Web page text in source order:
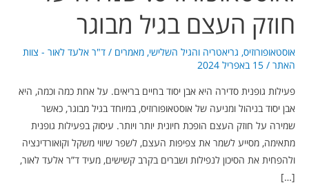
חוזק העצם בגיל מבוגר
אוסטאופורוזיס, גריאטריה והגיל השלישי, מאמרים / ד"ר אלעד לאור - צוות
האתר / 15 באפריל 2024
פעילות גופנית סדירה היא אבן יסוד בחיים בריאים. על אחת כמה וכמה, היא
אבן יסוד בניהול ומניעה של אוסטאופורוזיס, במיוחד בגיל מבוגר, כאשר
שמירה על חוזק העצם הופכת חיונית יותר ויותר. עיסוק בפעילות גופנית
מתאימה, מסייע לשמר את צפיפות העצם, לשפר שיווי משקל וקואורדינציה
ולהפחית את הסיכון לנפילות ושברים בקרב קשישים, מעיד ד”ר אלעד לאור,
[…]